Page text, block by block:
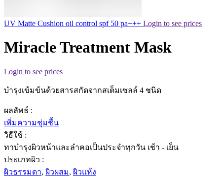
UV Matte Cushion oil control spf 50 pa+++ Login to see prices
Miracle Treatment Mask
Login to see prices
บำรุงเข้มข้นด้วยสารสกัดจากสเต็มเซลล์ 4 ชนิด
ผลลัพธ์ :
เพิ่มความชุ่มชื้น
วิธีใช้ :
ทาบำรุงผิวหน้าและลำคอเป็นประจำทุกวัน เช้า - เย็น
ประเภทผิว :
ผิวธรรมดา, ผิวผสม, ผิวแห้ง